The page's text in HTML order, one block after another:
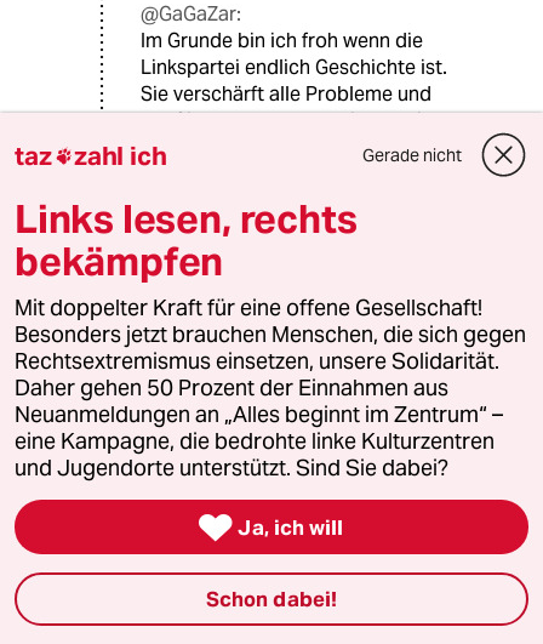
@GaGaZar:
Im Grunde bin ich froh wenn die
Linkspartei endlich Geschichte ist.
Sie verschärft alle Probleme und
Konflikte und steuert rein gar nichts
konstruktives bei.
Hab sie sehr lange gewählt aber das
waren auch Zeiten in denen man dort
nicht an den Menschen vorbei
geredet hat oder noch schlimmer:
Sie bevormundet.
R rero
01.07.2024,17:34 Uhr
@GaGaZar:
Darum liegt Die Linke doch bei 3 %.
aus den 90ern.
Donald Duck
taz zahl ich Gerade nicht
Links lesen, rechts
bekämpfen
Mit doppelter Kraft für eine offene Gesellschaft!
Besonders jetzt brauchen Menschen, die sich gegen
Rechtsextremismus einsetzen, unsere Solidarität.
Daher gehen 50 Prozent der Einnahmen aus
Neuanmeldungen an „Alles beginnt im Zentrum“ –
eine Kampagne, die bedrohte linke Kulturzentren
und Jugendorte unterstützt. Sind Sie dabei?
 Ja, ich will
Schon dabei!